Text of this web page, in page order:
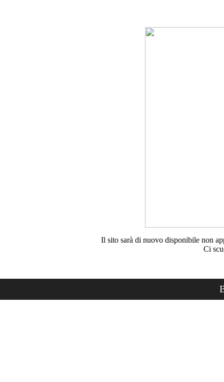
Il sito sarà di nuovo disponibile non
Ci